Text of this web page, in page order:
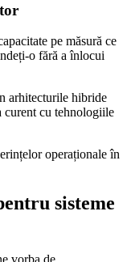
pe măsură ce
o fără a înlocui
arhitecturile hibride
curent cu tehnologiile
operaționale în
sisteme
vorba de